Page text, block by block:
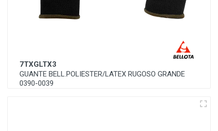
7TXGLTX3
GUANTE BELL.POLIESTER/LATEX RUGOSO GRANDE
0390-0039